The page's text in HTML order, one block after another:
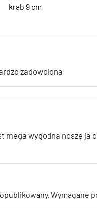
krab 9 cm
zadowolona
mega wygodna noszę ja
Wymagane